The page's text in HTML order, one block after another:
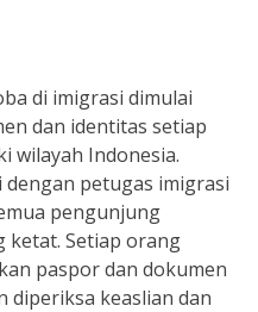
di imigrasi dimulai
dan identitas setiap
wilayah Indonesia.
petugas imigrasi
pengunjung
ketat. Setiap orang
paspor dan dokumen
diperiksa keaslian dan